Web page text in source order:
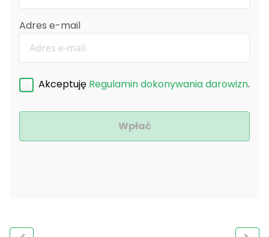
Adres e-mail
Akceptuję Regulamin dokonywania darowizn.
Wpłać